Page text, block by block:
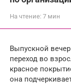
На чтение: 7 мин
Выпускной
переход во
красное
она